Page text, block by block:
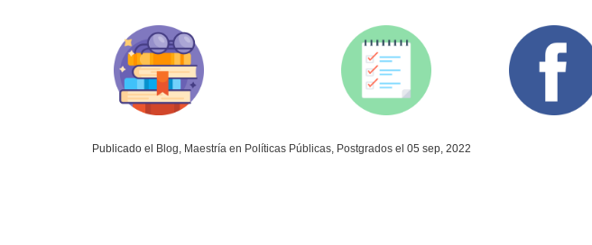
Publicado el Blog, Maestría en Políticas Públicas, Postgrados el 05 sep, 2022